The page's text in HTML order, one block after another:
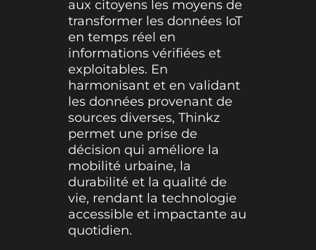
aux citoyens les moyens de
transformer les données IoT
en temps réel en
informations vérifiées et
exploitables. En
harmonisant et en validant
les données provenant de
sources diverses, Thinkz
permet une prise de
décision qui améliore la
mobilité urbaine, la
durabilité et la qualité de
vie, rendant la technologie
accessible et impactante au
quotidien.